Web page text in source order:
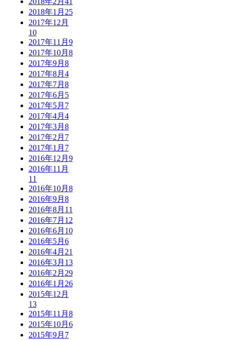
2018年1月 25
2017年12月
10
2017年11月 9
2017年10月 8
2017年9月 8
2017年8月 4
2017年7月 8
2017年6月 5
2017年5月 7
2017年4月 4
2017年3月 8
2017年2月 7
2017年1月 7
2016年12月 9
2016年11月
11
2016年10月 8
2016年9月 8
2016年8月 11
2016年7月 12
2016年6月 10
2016年5月 6
2016年4月 21
2016年3月 13
2016年2月 29
2016年1月 26
2015年12月
13
2015年11月 8
2015年10月 6
2015年9月 7